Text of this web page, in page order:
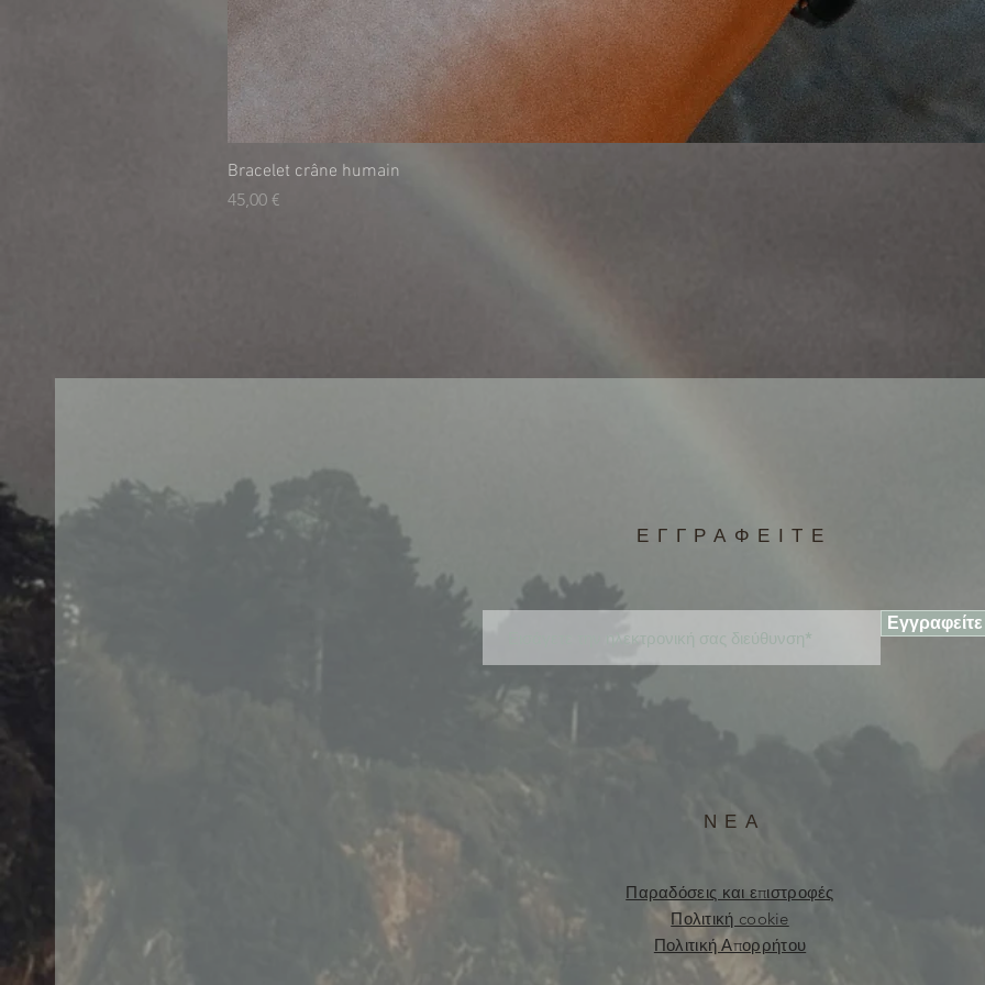
Bracelet crâne humain
Τιμή
45,00 €
ΕΓΓΡΑΦΕΙΤΕ
Εγγραφείτε
ΝΕΑ
Παραδόσεις και επιστροφές
Πολιτική cookie
Πολιτική Απορρήτου